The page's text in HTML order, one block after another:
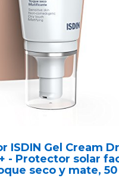
ISDIN Gel Cream
- Protector solar
seco y mate, 50